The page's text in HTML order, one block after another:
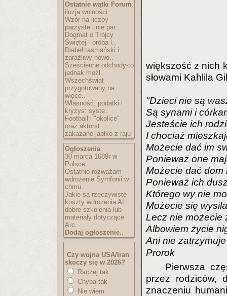
Ostatnie wątki Forum:
iluzja wolności
Wzór na liczby
parzyste i nie par..
Dogmat o Trójcy
Świętej - próba l..
Diabeł tasmański i
zaraźliwy nowo..
Sześcienne odchody-to
jednak możl..
Wszechświat
przygotowany na
więce..
Własność, podatki i
kryzys: syste..
Football i "okolice"
oraz aktorst..
zakazane jabłko z raju
Ogłoszenia:
30 marca 1689r w
Polsce
Ostatnio rozważam
wdrożenie Symfonii w
chmu..
Jakie są rzeczywiste
koszty wdrożenia AI
dobre szkolenia lub
materiały dotyczące
Arc..
Dodaj ogłoszenie..
Czy wojna USA/Iran
skoczy się w 2026?
Raczej tak
Chyba tak
Nie wiem
większość z nich
słowami Kahlila
"Dzieci nie są
Są synami i
Jesteście ich
I chociaż
Możecie dać im
Ponieważ one
Możecie dać dom
Ponieważ ich
Którego wy nie
Możecie się
Lecz nie możecie
Albowiem życie
Ani nie
Prorok
Pierwsza
przez rodziców,
znaczeniu